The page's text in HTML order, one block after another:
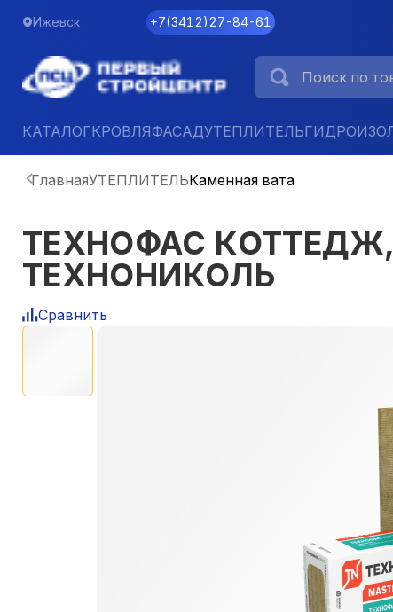
Ижевск +7(3412)27-84-61
КАТАЛОГКРОВЛЯФАСАДУТЕПЛИТЕЛЬ
ГлавнаяУТЕПЛИТЕЛЬКаменная вата
ТЕХНОФАС КОТТЕДЖ,
ТЕХНОНИКОЛЬ
Сравнить